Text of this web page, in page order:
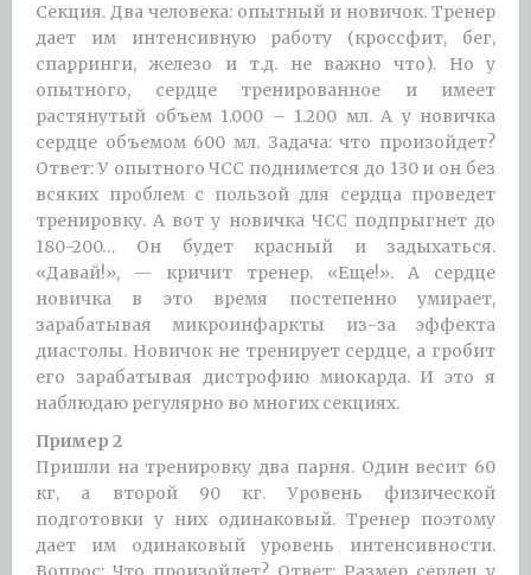
Секция. Два человека: опытный и новичок. Тренер
дает им интенсивную работу (кроссфит, бег,
спарринги, железо и т.д. не важно что). Но у
опытного, сердце тренированное и имеет
растянутый объем 1.000 – 1.200 мл. А у новичка
сердце объемом 600 мл. Задача: что произойдет?
Ответ: У опытного ЧСС поднимется до 130 и он без
всяких проблем с пользой для сердца проведет
тренировку. А вот у новичка ЧСС подпрыгнет до
180-200… Он будет красный и задыхаться.
«Давай!», — кричит тренер. «Еще!». А сердце
новичка в это время постепенно умирает,
зарабатывая микроинфаркты из-за эффекта
диастолы. Новичок не тренирует сердце, а гробит
его зарабатывая дистрофию миокарда. И это я
наблюдаю регулярно во многих секциях.
Пример 2
Пришли на тренировку два парня. Один весит 60
кг, а второй 90 кг. Уровень физической
подготовки у них одинаковый. Тренер поэтому
дает им одинаковый уровень интенсивности.